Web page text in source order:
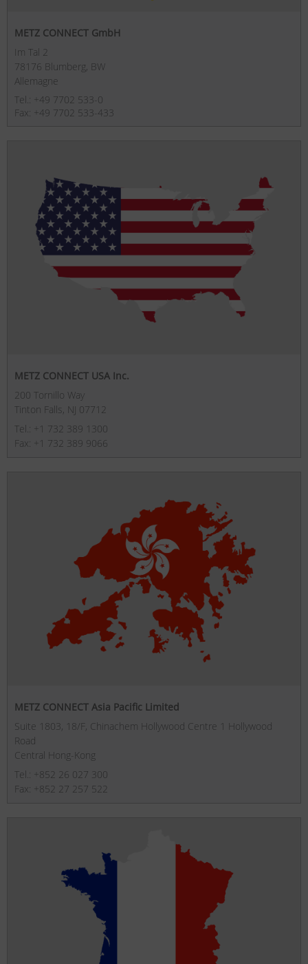
METZ CONNECT GmbH
Im Tal 2
78176 Blumberg, BW
Allemagne
Tel.: +49 7702 533-0
Fax: +49 7702 533-433
METZ CONNECT USA Inc.
200 Tornillo Way
Tinton Falls, NJ 07712
Tel.: +1 732 389 1300
Fax: +1 732 389 9066
METZ CONNECT Asia Pacific Limited
Suite 1803, 18/F, Chinachem Hollywood Centre 1 Hollywood
Road
Central Hong-Kong
Tel.: +852 26 027 300
Fax: +852 27 257 522